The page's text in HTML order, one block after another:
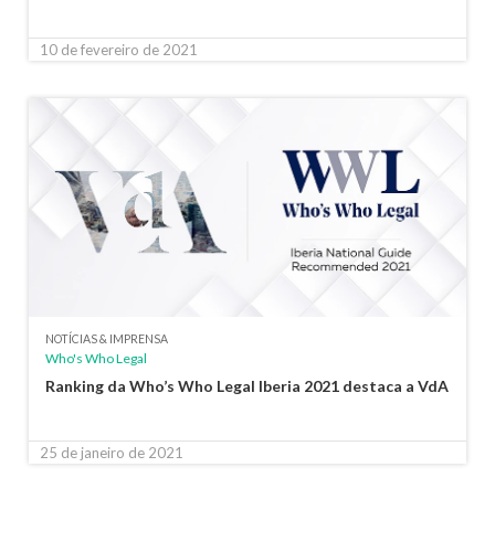
10 de fevereiro de 2021
NOTÍCIAS & IMPRENSA
Who's Who Legal
Ranking da Who’s Who Legal Iberia 2021 destaca a VdA
25 de janeiro de 2021